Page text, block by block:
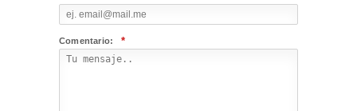
Comentario: *